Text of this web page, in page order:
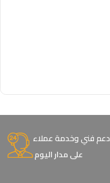
دعم فني وخدمة عملاء
على مدار اليوم